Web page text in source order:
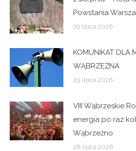
Powstania
29 lipca 2026
KOMUNIKAT DLA
WĄBRZEŹNA
29 lipca 2026
VIII Wąbrzeskie
energia po raz
Wąbrzeźno
28 lipca 2026